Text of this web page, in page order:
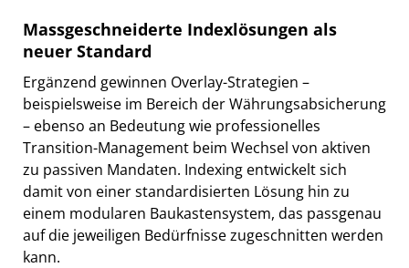
Massgeschneiderte Indexlösungen als
neuer Standard
Ergänzend gewinnen Overlay-Strategien –
beispielsweise im Bereich der Währungsabsicherung
– ebenso an Bedeutung wie professionelles
Transition-Management beim Wechsel von aktiven
zu passiven Mandaten. Indexing entwickelt sich
damit von einer standardisierten Lösung hin zu
einem modularen Baukastensystem, das passgenau
auf die jeweiligen Bedürfnisse zugeschnitten werden
kann.